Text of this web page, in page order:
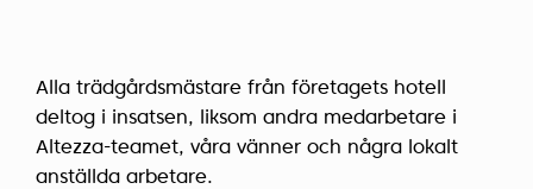
Alla trädgårdsmästare från företagets hotell
deltog i insatsen, liksom andra medarbetare i
Altezza-teamet, våra vänner och några lokalt
anställda arbetare.